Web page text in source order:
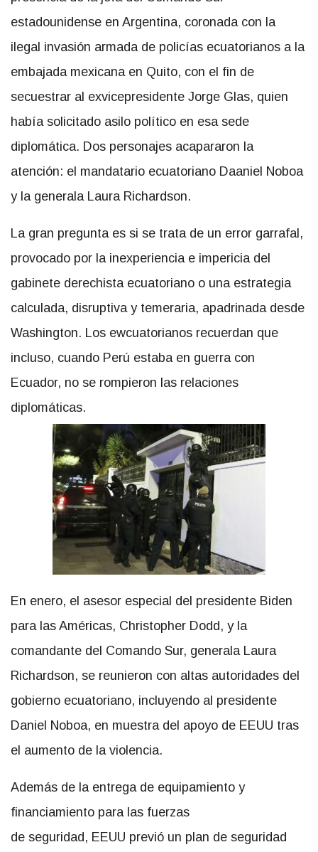
estadounidense en Argentina, coronada con la
ilegal invasión armada de policías ecuatorianos a la
embajada mexicana en Quito, con el fin de
secuestrar al exvicepresidente Jorge Glas, quien
había solicitado asilo político en esa sede
diplomática. Dos personajes acapararon la
atención: el mandatario ecuatoriano Daaniel Noboa
y la generala Laura Richardson.
La gran pregunta es si se trata de un error garrafal,
provocado por la inexperiencia e impericia del
gabinete derechista ecuatoriano o una estrategia
calculada, disruptiva y temeraria, apadrinada desde
Washington. Los ewcuatorianos recuerdan que
incluso, cuando Perú estaba en guerra con
Ecuador, no se rompieron las relaciones
diplomáticas.
En enero, el asesor especial del presidente Biden
para las Américas, Christopher Dodd, y la
comandante del Comando Sur, generala Laura
Richardson, se reunieron con altas autoridades del
gobierno ecuatoriano, incluyendo al presidente
Daniel Noboa, en muestra del apoyo de EEUU tras
el aumento de la violencia.
Además de la entrega de equipamiento y
financiamiento para las fuerzas
de seguridad, EEUU previó un plan de seguridad